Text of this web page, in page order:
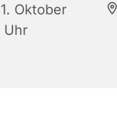
Oktober
Uhr